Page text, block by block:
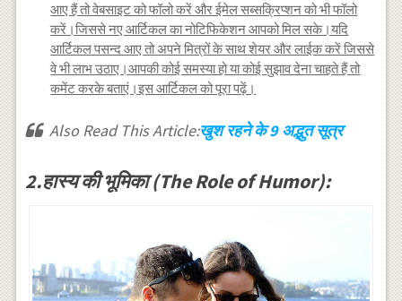
आए हैं तो वेबसाइट को फॉलो करें और ईमेल सब्सक्रिप्शन को भी फॉलो
करें।जिससे नए आर्टिकल का नोटिफिकेशन आपको मिल सके।यदि
आर्टिकल पसन्द आए तो अपने मित्रों के साथ शेयर और लाईक करें जिससे
वे भी लाभ उठाए।आपकी कोई समस्या हो या कोई सुझाव देना चाहते हैं तो
कमेंट करके बताएं।इस आर्टिकल को पूरा पढ़ें।
Also Read This Article:खुश रहने के 9 अद्भुत सूत्र
2.हास्य की भूमिका (The Role of Humor):